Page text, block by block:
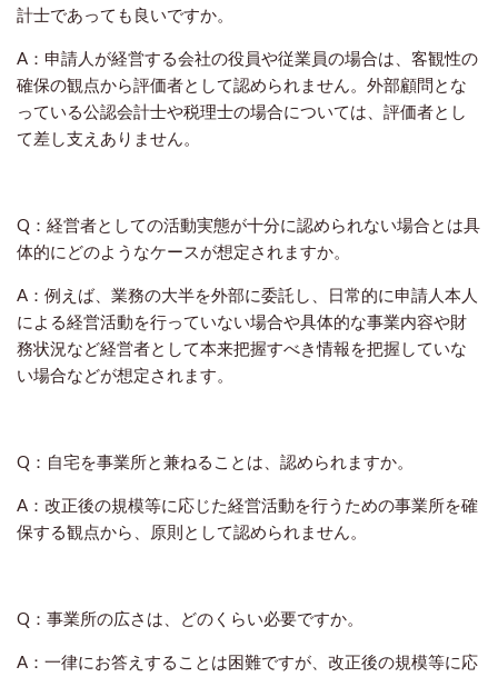
計士であっても良いですか。
A：申請人が経営する会社の役員や従業員の場合は、客観性の
確保の観点から評価者として認められません。外部顧問とな
っている公認会計士や税理士の場合については、評価者とし
て差し支えありません。
Q：経営者としての活動実態が十分に認められない場合とは具
体的にどのようなケースが想定されますか。
A：例えば、業務の大半を外部に委託し、日常的に申請人本人
による経営活動を行っていない場合や具体的な事業内容や財
務状況など経営者として本来把握すべき情報を把握していな
い場合などが想定されます。
Q：自宅を事業所と兼ねることは、認められますか。
A：改正後の規模等に応じた経営活動を行うための事業所を確
保する観点から、原則として認められません。
Q：事業所の広さは、どのくらい必要ですか。
A：一律にお答えすることは困難ですが、改正後の規模等に応